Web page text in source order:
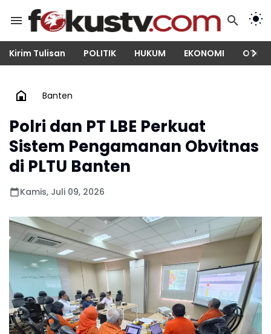
Kirim Tulisan POLITIK HUKUM EKONOMI
Banten
Polri dan PT LBE Perkuat
Sistem Pengamanan Obvitnas
di PLTU Banten
Kamis, Juli 09, 2026